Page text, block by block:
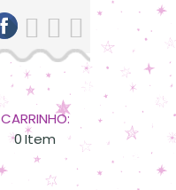
CARRINHO:
0Item